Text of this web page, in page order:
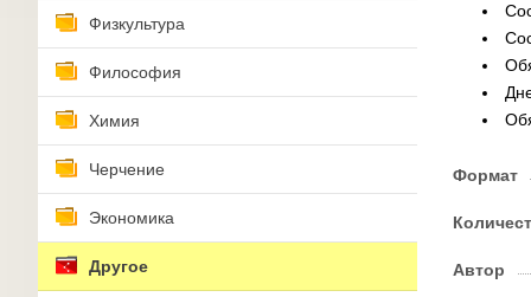
Физкультура
Философия
Химия
Черчение
Экономика
Другое
Формат
Автор